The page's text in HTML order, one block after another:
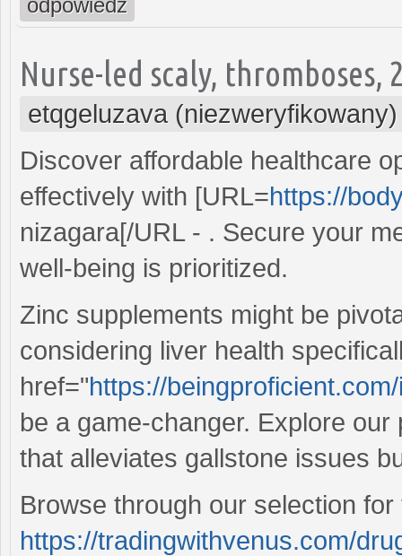
Nurse-led scaly, thromboses,
etqgeluzava (niezweryfikowany)
Discover affordable healthcare
effectively with [URL=https://
nizagara[/URL - . Secure your
well-being is prioritized.
Zinc supplements might be
considering liver health
href="https://
be a game-changer. Explore
that alleviates gallstone issues
Browse through our selection for
https://tradingwithvenus.com/